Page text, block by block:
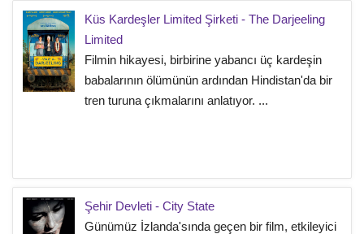
Küs Kardeşler Limited Şirketi - The Darjeeling
Limited
Filmin hikayesi, birbirine yabancı üç kardeşin
babalarının ölümünün ardından Hindistan'da bir
tren turuna çıkmalarını anlatıyor. ...
Şehir Devleti - City State
Günümüz İzlanda'sında geçen bir film, etkileyici